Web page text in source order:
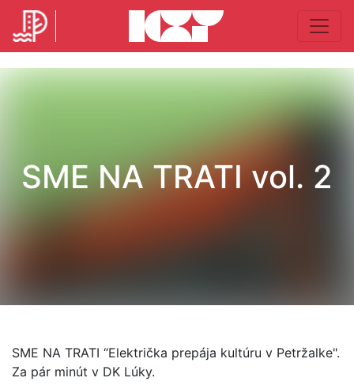
SME NA TRATI vol. 2
SME NA TRATI “Električka prepája kultúru v Petržalke".
Za pár minút v DK Lúky.